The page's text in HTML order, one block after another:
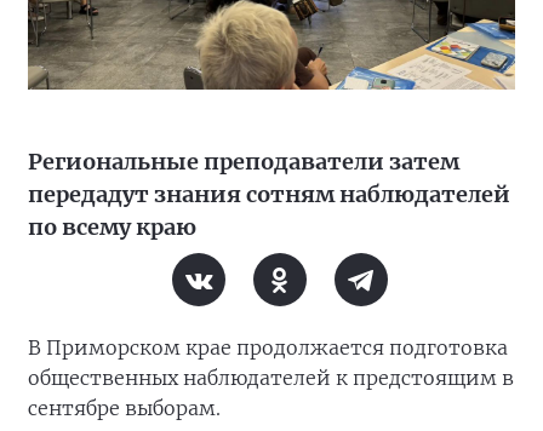
Региональные преподаватели затем
передадут знания сотням наблюдателей
по всему краю
В Приморском крае продолжается подготовка
общественных наблюдателей к предстоящим в
сентябре выборам.